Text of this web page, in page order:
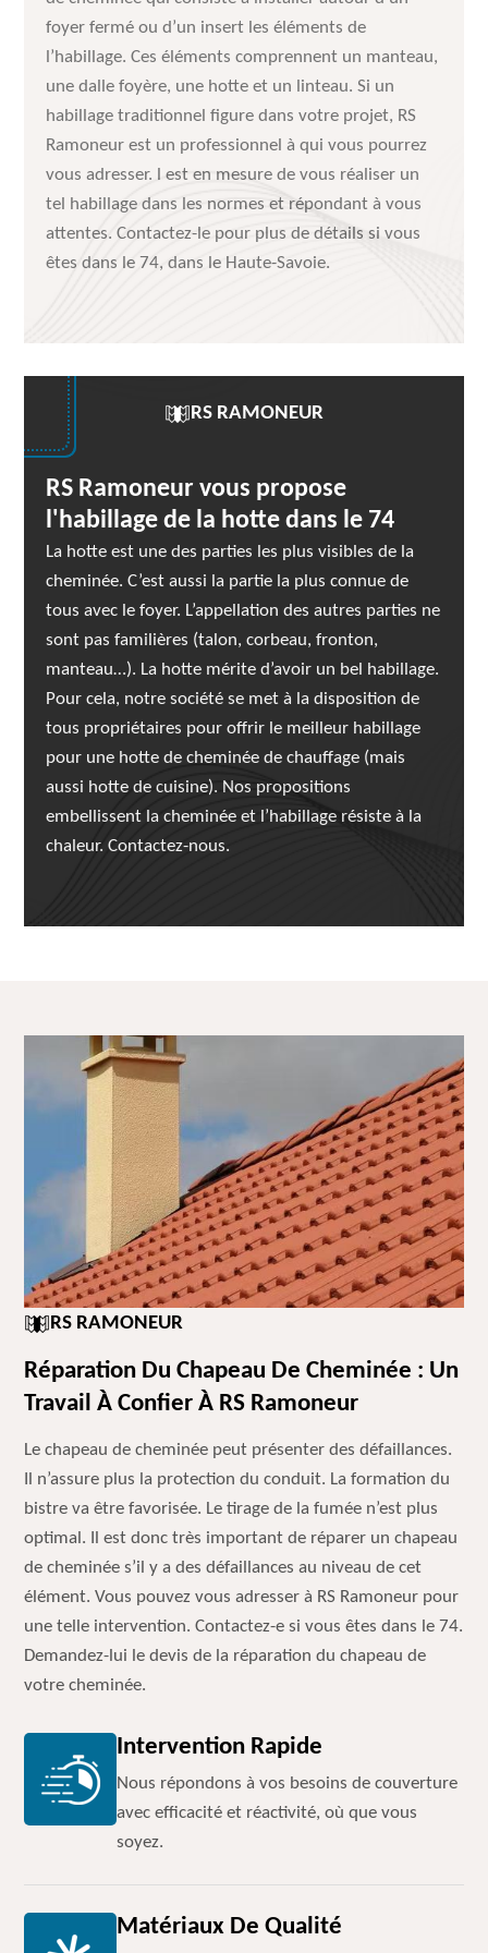
foyer fermé ou d’un insert les éléments de
l’habillage. Ces éléments comprennent un manteau,
une dalle foyère, une hotte et un linteau. Si un
habillage traditionnel figure dans votre projet, RS
Ramoneur est un professionnel à qui vous pourrez
vous adresser. l est en mesure de vous réaliser un
tel habillage dans les normes et répondant à vous
attentes. Contactez-le pour plus de détails si vous
êtes dans le 74, dans le Haute-Savoie.
RS RAMONEUR
RS Ramoneur vous propose
l'habillage de la hotte dans le 74
La hotte est une des parties les plus visibles de la
cheminée. C’est aussi la partie la plus connue de
tous avec le foyer. L’appellation des autres parties ne
sont pas familières (talon, corbeau, fronton,
manteau…). La hotte mérite d’avoir un bel habillage.
Pour cela, notre société se met à la disposition de
tous propriétaires pour offrir le meilleur habillage
pour une hotte de cheminée de chauffage (mais
aussi hotte de cuisine). Nos propositions
embellissent la cheminée et l’habillage résiste à la
chaleur. Contactez-nous.
RS RAMONEUR
Réparation Du Chapeau De Cheminée : Un
Travail À Confier À RS Ramoneur
Le chapeau de cheminée peut présenter des défaillances.
Il n’assure plus la protection du conduit. La formation du
bistre va être favorisée. Le tirage de la fumée n’est plus
optimal. Il est donc très important de réparer un chapeau
de cheminée s’il y a des défaillances au niveau de cet
élément. Vous pouvez vous adresser à RS Ramoneur pour
une telle intervention. Contactez-e si vous êtes dans le 74.
Demandez-lui le devis de la réparation du chapeau de
votre cheminée.
Intervention Rapide
Nous répondons à vos besoins de couverture
avec efficacité et réactivité, où que vous
soyez.
Matériaux De Qualité